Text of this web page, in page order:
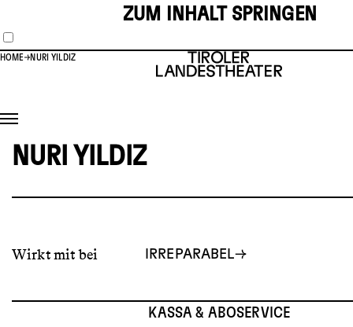
ZUM INHALT SPRINGEN
HOME NURI YILDIZ
NURI YILDIZ
Wirkt mit bei IRREPARABEL
KASSA & ABOSERVICE